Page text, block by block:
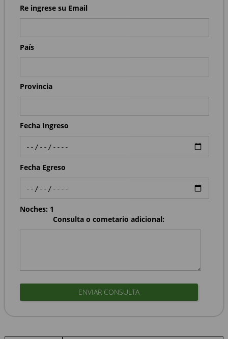
Re ingrese su Email
País
Provincia
Fecha Ingreso
Fecha Egreso
Noches: 1
Consulta o cometario adicional:
ENVIAR CONSULTA